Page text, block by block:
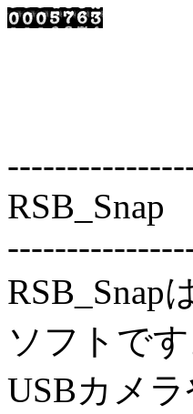
RSB_Snap
RSB_Snap
ソフトです
USBカメ